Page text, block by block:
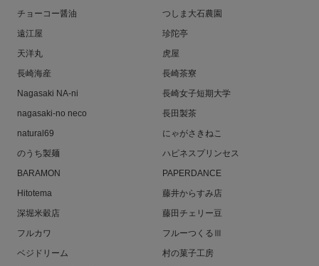
チョーコー醤油
つしま大石農園
遠江屋
珍陀亭
天洋丸
虎屋
長崎海産
長崎茶寮
Nagasaki NA-ni
長崎女子短期大学
nagasaki-no neco
長田製茶
natural69
にゃがさきねこ
のうち製麺
ハピネスプリンセス
BARAMON
PAPERDANCE
Hitotema
藤井からすみ店
深堀米穀店
藤田チェリー豆
フルカワ
フルーつくるⅢ
ベジドリーム
村の菓子工房